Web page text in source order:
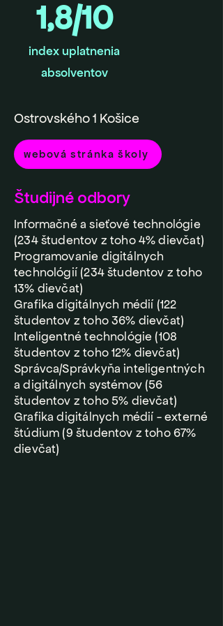
1,8/10
index uplatnenia
absolventov
Ostrovského 1 Košice
webová stránka školy
Študijné odbory
Informačné a sieťové technológie
(234 študentov z toho 4% dievčat)
Programovanie digitálnych
technológií (234 študentov z toho
13% dievčat)
Grafika digitálnych médií (122
študentov z toho 36% dievčat)
Inteligentné technológie (108
študentov z toho 12% dievčat)
Správca/Správkyňa inteligentných
a digitálnych systémov (56
študentov z toho 5% dievčat)
Grafika digitálnych médií - externé
štúdium (9 študentov z toho 67%
dievčat)